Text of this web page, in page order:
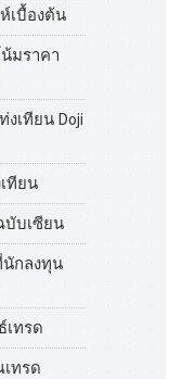
เบื้องต้น
มราคา
เทียน Doji
ทียน
บับเซียน
นักลงทุน
เทรด
ทรด